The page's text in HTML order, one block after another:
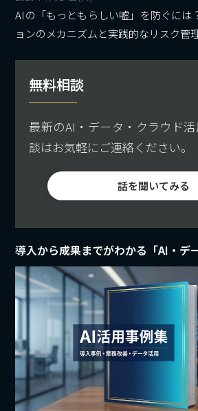
AIの「もっともらしい嘘」を防ぐには
ョンのメカニズムと実践的なリスク管
無料相談
最新のAI・データ・クラウド
談はお気軽にご連絡ください。
話を聞いてみる
導入から成果までがわかる「AI・デ